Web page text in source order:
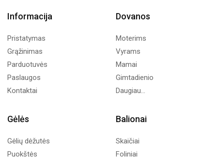
Informacija
Pristatymas
Grąžinimas
Parduotuvės
Paslaugos
Kontaktai
Dovanos
Moterims
Vyrams
Mamai
Gimtadienio
Daugiau...
Gėlės
Gėlių dėžutės
Puokštės
Balionai
Skaičiai
Foliniai